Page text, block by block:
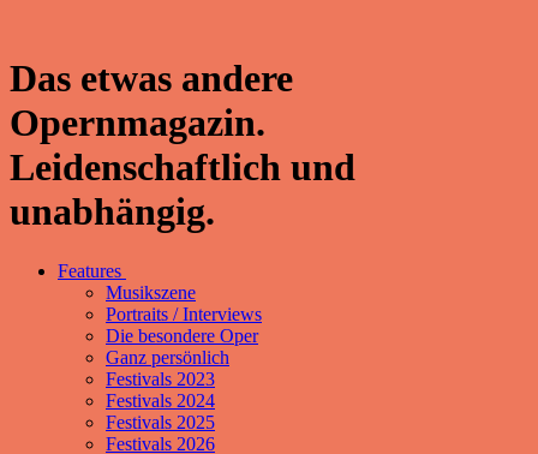
Das etwas andere
Opernmagazin.
Leidenschaftlich und
unabhängig.
Features
Musikszene
Portraits / Interviews
Die besondere Oper
Ganz persönlich
Festivals 2023
Festivals 2024
Festivals 2025
Festivals 2026